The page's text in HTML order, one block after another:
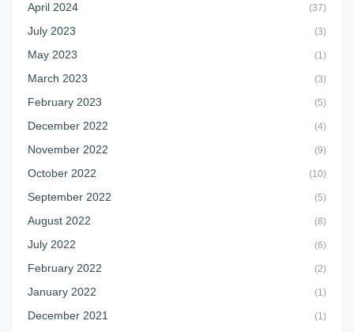
April 2024 (37)
July 2023 (3)
May 2023 (1)
March 2023 (3)
February 2023 (5)
December 2022 (4)
November 2022 (9)
October 2022 (10)
September 2022 (5)
August 2022 (8)
July 2022 (6)
February 2022 (2)
January 2022 (1)
December 2021 (1)